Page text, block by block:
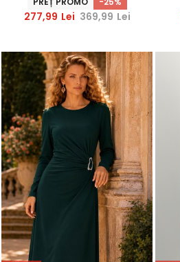
277,99 Lei 369,99 Lei